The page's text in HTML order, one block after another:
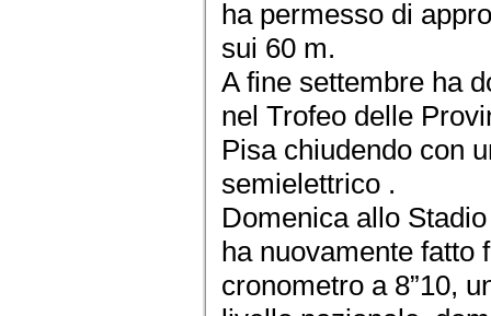
ha permesso di
sui 60 m.
A fine settembre ha
nel Trofeo delle
Pisa chiudendo con
semielettrico .
Domenica allo
ha nuovamente fatto
cronometro a 8”10,